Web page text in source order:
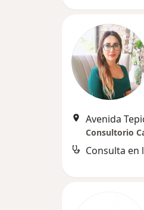
Avenida
Consultorio
Consulta en